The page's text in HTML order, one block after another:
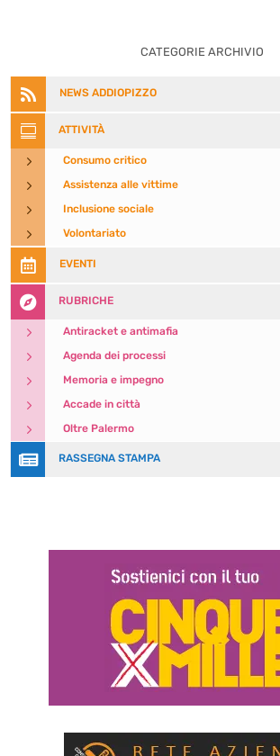
CATEGORIE ARCHIVIO
 NEWS ADDIOPIZZO
 ATTIVITÀ
5 Consumo critico
5 Assistenza alle vittime
5 Inclusione sociale
5 Volontariato
 EVENTI
 RUBRICHE
5 Antiracket e antimafia
5 Agenda dei processi
5 Memoria e impegno
5 Accade in città
5 Oltre Palermo
 RASSEGNA STAMPA